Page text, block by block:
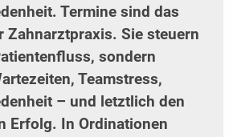
Termine sind das
Zahnarztpraxis. Sie steuern
sondern
Teamstress,
– und letztlich den
Erfolg. In Ordinationen